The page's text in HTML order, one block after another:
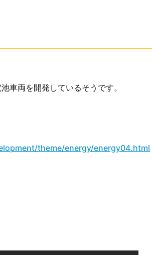
車両を開発しているそうです。
theme/energy/energy04.html